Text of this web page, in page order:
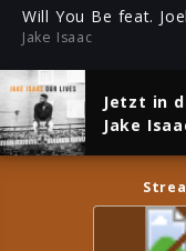
Will You Be feat.
Jake Isaac
Jetzt in
Jake